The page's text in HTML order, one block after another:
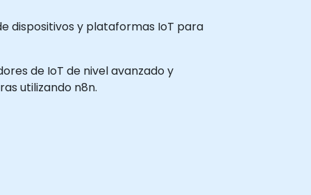
dispositivos y plataformas IoT para
de IoT de nivel avanzado y
utilizando n8n.